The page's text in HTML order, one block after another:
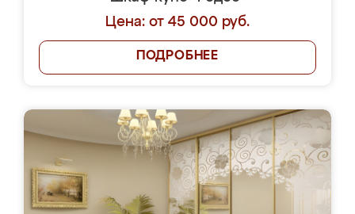
Цена: от 45 000 руб.
ПОДРОБНЕЕ